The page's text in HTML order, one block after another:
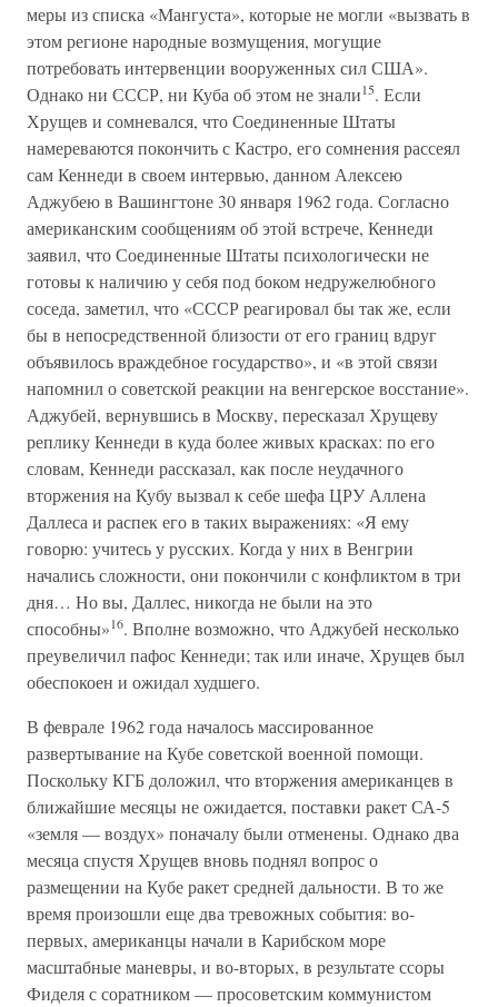
меры из списка «Мангуста», которые не могли «вызвать в
этом регионе народные возмущения, могущие
потребовать интервенции вооруженных сил США».
Однако ни СССР, ни Куба об этом не знали15. Если
Хрущев и сомневался, что Соединенные Штаты
намереваются покончить с Кастро, его сомнения рассеял
сам Кеннеди в своем интервью, данном Алексею
Аджубею в Вашингтоне 30 января 1962 года. Согласно
американским сообщениям об этой встрече, Кеннеди
заявил, что Соединенные Штаты психологически не
готовы к наличию у себя под боком недружелюбного
соседа, заметил, что «СССР реагировал бы так же, если
бы в непосредственной близости от его границ вдруг
объявилось враждебное государство», и «в этой связи
напомнил о советской реакции на венгерское восстание».
Аджубей, вернувшись в Москву, пересказал Хрущеву
реплику Кеннеди в куда более живых красках: по его
словам, Кеннеди рассказал, как после неудачного
вторжения на Кубу вызвал к себе шефа ЦРУ Аллена
Даллеса и распек его в таких выражениях: «Я ему
говорю: учитесь у русских. Когда у них в Венгрии
начались сложности, они покончили с конфликтом в три
дня… Но вы, Даллес, никогда не были на это
способны»16. Вполне возможно, что Аджубей несколько
преувеличил пафос Кеннеди; так или иначе, Хрущев был
обеспокоен и ожидал худшего.
В феврале 1962 года началось массированное
развертывание на Кубе советской военной помощи.
Поскольку КГБ доложил, что вторжения американцев в
ближайшие месяцы не ожидается, поставки ракет СА-5
«земля — воздух» поначалу были отменены. Однако два
месяца спустя Хрущев вновь поднял вопрос о
размещении на Кубе ракет средней дальности. В то же
время произошли еще два тревожных события: во-
первых, американцы начали в Карибском море
масштабные маневры, и во-вторых, в результате ссоры
Фиделя с соратником — просоветским коммунистом